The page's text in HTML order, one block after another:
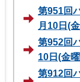
第951回
月10日(
第952回
10日(金
第912回